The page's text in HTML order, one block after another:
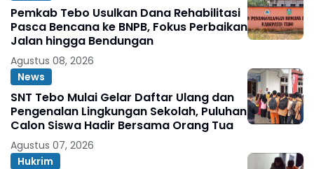
Pemkab Tebo Usulkan Dana Rehabilitasi
Pasca Bencana ke BNPB, Fokus Perbaikan
Jalan hingga Bendungan
Agustus 08, 2026
News
SNT Tebo Mulai Gelar Daftar Ulang dan
Pengenalan Lingkungan Sekolah, Puluhan
Calon Siswa Hadir Bersama Orang Tua
Agustus 07, 2026
Hukrim